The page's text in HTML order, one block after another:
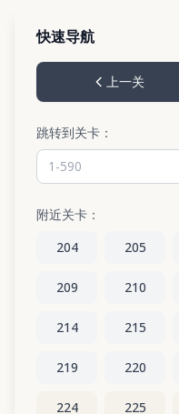
快速导航
上一关
跳转到关卡：
附近关卡：
204
205
209 210
214 215
219 220
224 225